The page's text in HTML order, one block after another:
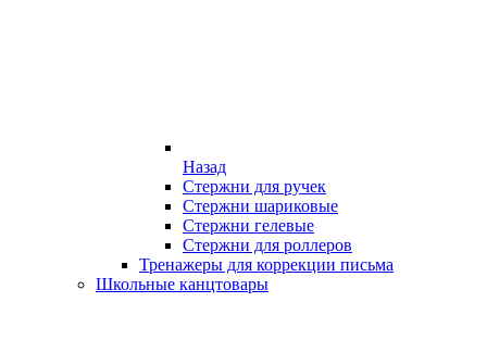
Назад
Стержни для ручек
Стержни шариковые
Стержни гелевые
Стержни для роллеров
Тренажеры для коррекции письма
Школьные канцтовары